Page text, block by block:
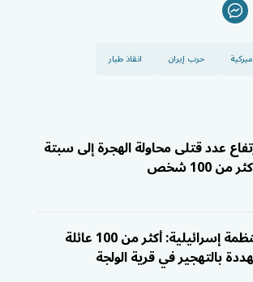
حرب إيران انقاذ طيار
عدد قتلى محاولة الهجرة إلى سبتة
من 100 شخص
منظمة إسرائيلية: أكثر من 100 عائلة
بالتهجير في قرية الولجة